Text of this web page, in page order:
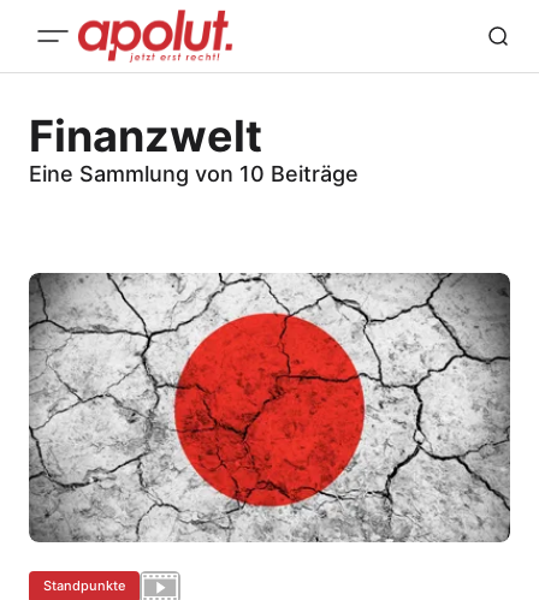
Finanzwelt
Eine Sammlung von 10 Beiträge
Standpunkte